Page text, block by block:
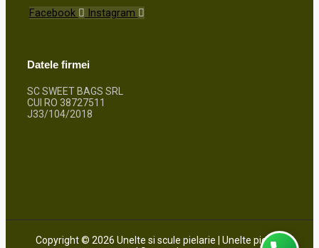
Facebook Instagram
Datele firmei
SC SWEET BAGS SRL
CUI RO 38727511
J33/104/2018
Copyright © 2026 Unelte si scule pielarie | Unelte pielarit